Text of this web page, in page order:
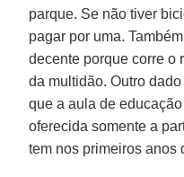
parque. Se não tiver
pagar por uma.
decente porque corre o
da multidão. Outro
que a aula de
oferecida somente a
tem nos primeiros anos